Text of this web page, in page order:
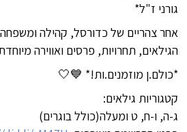
גורני ז"ל*
אחר צהריים של כדורסל, קהילה
הגילאים, תחרויות, פרסים ואווירה
*כולם.ן מוזמנים.ות!* 💙🤍
קטגוריות גילאים:
ג-ה, ו-ח, ט ומעלה(כולל בוגרים)